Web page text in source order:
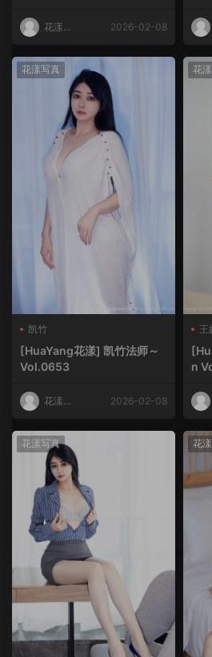
花漾
2026-02-08
花漾写真
凯竹
[HuaYang花漾] 凯竹法师～
Vol.0653
花漾
2026-02-08
花
王
n
花漾写真 花